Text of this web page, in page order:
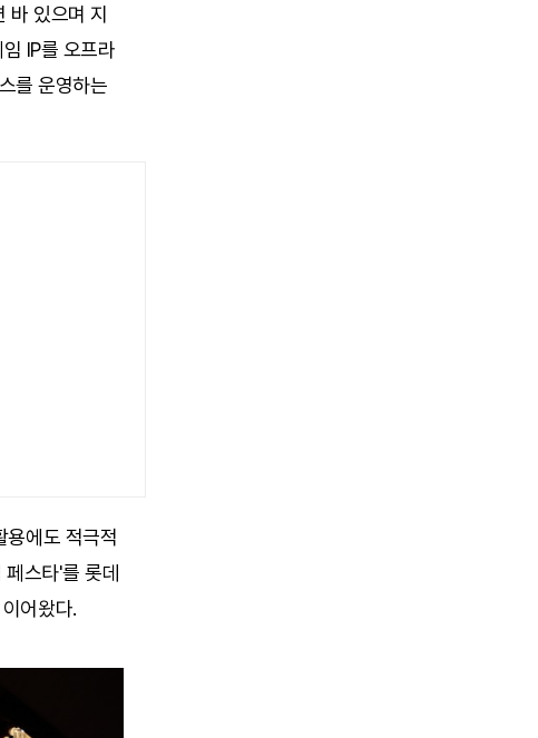
바 있으며 지
IP를 오프라
를 운영하는
용에도 적극적
스타'를 롯데
어왔다.